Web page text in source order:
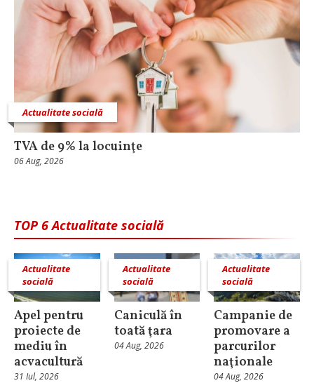
Actualitate socială
TVA de 9% la locuinţe
06 Aug, 2026
TOP 6 Actualitate socială
Actualitate
socială
Apel pentru
proiecte de
mediu în
acvacultură
31 Iul, 2026
Actualitate
socială
Caniculă în
toată ţara
04 Aug, 2026
Actualitate
socială
Campanie de
promovare a
parcurilor
naţionale
04 Aug, 2026